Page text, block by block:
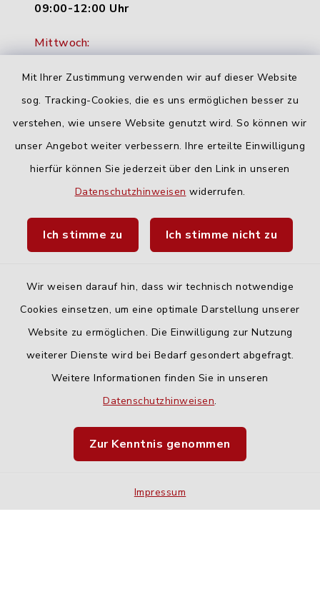
Mit Ihrer Zustimmung verwenden wir auf dieser Website
sog. Tracking-Cookies, die es uns ermöglichen besser zu
verstehen, wie unsere Website genutzt wird. So können wir
unser Angebot weiter verbessern. Ihre erteilte Einwilligung
hierfür können Sie jederzeit über den Link in unseren
Datenschutzhinweisen widerrufen.
Ich stimme zu Ich stimme nicht zu
Wir weisen darauf hin, dass wir technisch notwendige
Cookies einsetzen, um eine optimale Darstellung unserer
Website zu ermöglichen. Die Einwilligung zur Nutzung
weiterer Dienste wird bei Bedarf gesondert abgefragt.
Weitere Informationen finden Sie in unseren
Datenschutzhinweisen.
Zur Kenntnis genommen
Impressum
09:00-12:00 Uhr
Mittwoch:
Freitag:
geschlossen
Quicklinks
Fahrplanauskunft DING
Barrierefreiheit
Impressum
Sitemap